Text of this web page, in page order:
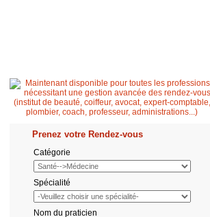
Prenez votre Rendez-vous
Catégorie
Spécialité
Nom du praticien